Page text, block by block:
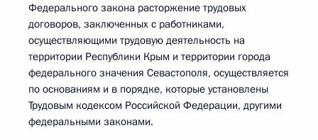
Федерального закона расторжение трудовых
договоров, заключенных с работниками,
осуществляющими трудовую деятельность на
территории Республики Крым и территории города
федерального значения Севастополя, осуществляется
по основаниям и в порядке, которые установлены
Трудовым кодексом Российской Федерации, другими
федеральными законами.